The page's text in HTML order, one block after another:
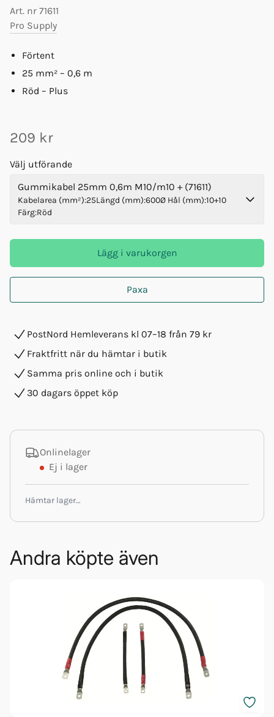
Art. nr 71611
Pro Supply
Förtent
25 mm² – 0,6 m
Röd – Plus
209 kr
Välj utförande
Gummikabel 25mm 0,6m M10/m10 + (71611)
Kabelarea (mm²):25Längd (mm):600Ø Hål (mm):10+10
Färg:Röd
Lägg i varukorgen
Paxa
PostNord Hemleverans kl 07–18 från 79 kr
Fraktfritt när du hämtar i butik
Samma pris online och i butik
30 dagars öppet köp
Onlinelager
Ej i lager
Hämtar lager…
Andra köpte även